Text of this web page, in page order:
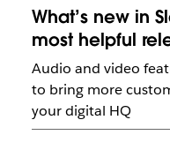
What’s new in
most helpful
Audio and video
to bring more
your digital HQ